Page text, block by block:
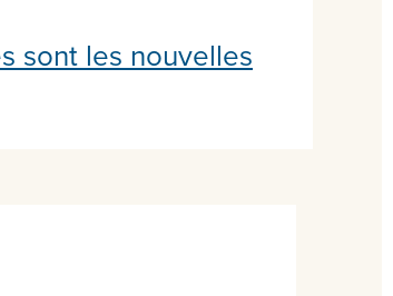
sont les nouvelles